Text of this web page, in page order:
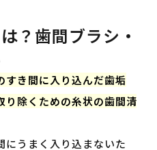
？歯間ブラシ・
すき間に入り込んだ歯垢
り除くための糸状の歯間清
にうまく入り込まないた